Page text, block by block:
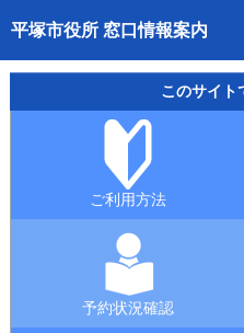
平塚市役所 窓口情報案内
トップページへ
ご利用方法
事前予約
予約状況確認
窓口混雑状況
待ち状況確認
交付状況確認
このサイト
ご利用方法
予約状況確認